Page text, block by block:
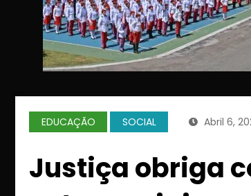
EDUCAÇÃO SOCIAL Abril 6,
Justiça obriga